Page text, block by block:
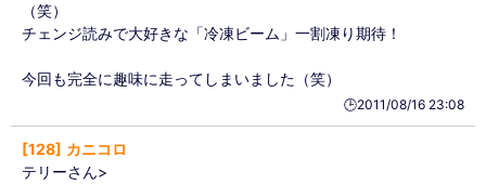
（笑）
チェンジ読みで大好きな「冷凍ビーム」一割凍り期待！
今回も完全に趣味に走ってしまいました（笑）
🕒️2011/08/16 23:08
128
カニコロ
テリーさん>